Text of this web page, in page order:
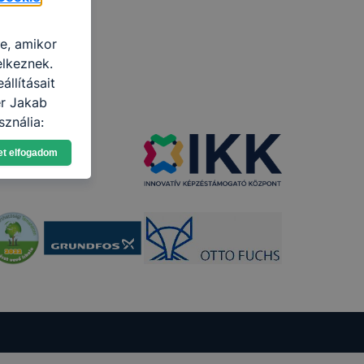
amikor
Jakab
-annak
ha
a cookie-k
honlap a
elfogadom